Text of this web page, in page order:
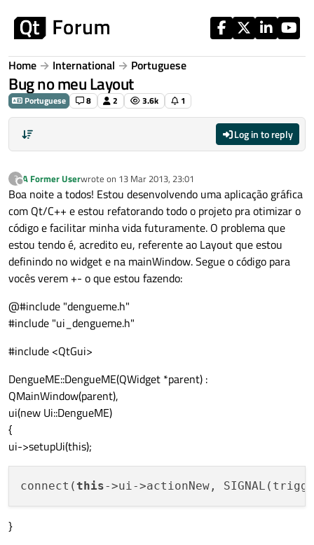
Home International Portuguese
Bug no meu Layout
Portuguese 8 2 3.6k 1
Log in to reply
?
Offline
A Former Userwrote on 13 Mar 2013, 23:01
last edited by
Boa noite a todos! Estou desenvolvendo uma aplicação gráfica
com Qt/C++ e estou refatorando todo o projeto pra otimizar o
código e facilitar minha vida futuramente. O problema que
estou tendo é, acredito eu, referente ao Layout que estou
definindo no widget e na mainWindow. Segue o código para
vocês verem +- o que estou fazendo:
@#include "dengueme.h"
#include "ui_dengueme.h"
#include <QtGui>
DengueME::DengueME(QWidget *parent) :
QMainWindow(parent),
ui(new Ui::DengueME)
{
ui->setupUi(this);
connect( this->ui->actionNew,
}